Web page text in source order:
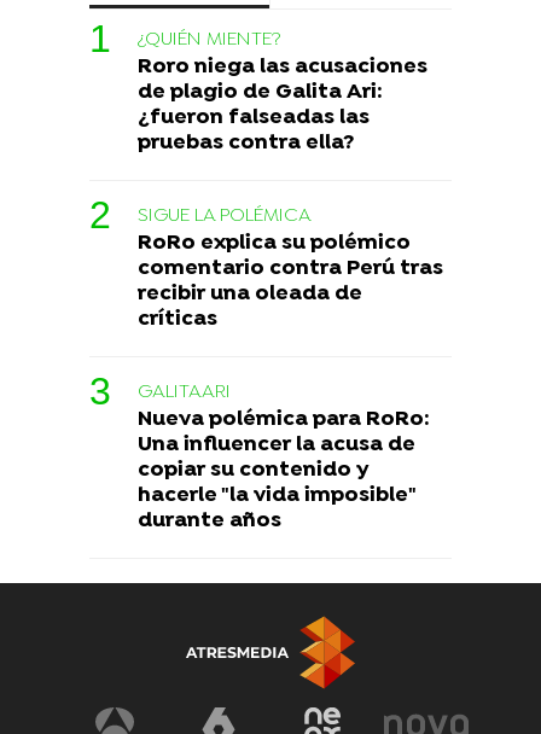
¿QUIÉN MIENTE?
Roro niega las acusaciones
de plagio de Galita Ari:
¿fueron falseadas las
pruebas contra ella?
SIGUE LA POLÉMICA
RoRo explica su polémico
comentario contra Perú tras
recibir una oleada de
críticas
GALITAARI
Nueva polémica para RoRo:
Una influencer la acusa de
copiar su contenido y
hacerle "la vida imposible"
durante años